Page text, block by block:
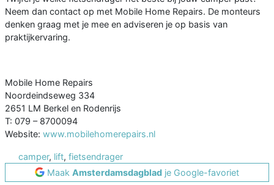
Neem dan contact op met Mobile Home Repairs. De monteurs
denken graag met je mee en adviseren je op basis van
praktijkervaring.
Mobile Home Repairs
Noordeindseweg 334
2651 LM Berkel en Rodenrijs
T: 079 – 8700094
Website: www.mobilehomerepairs.nl
camper, lift, fietsendrager
Maak Amsterdamsdagblad je Google-favoriet